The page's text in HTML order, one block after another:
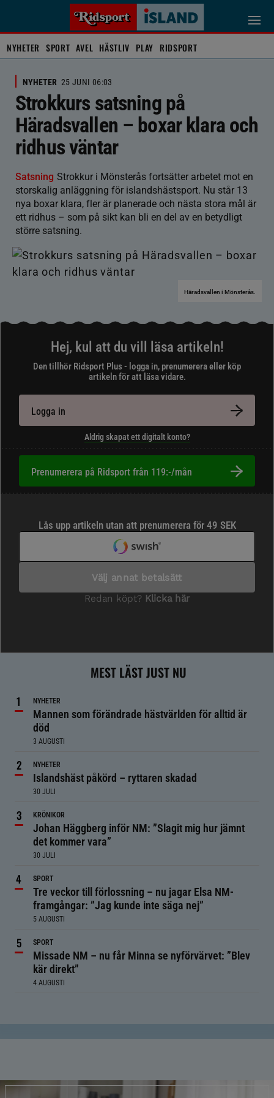
NYHETER SPORT AVEL HÄSTLIV PLAY RIDSPORT
NYHETER 25 JUNI 06:03
Strokkurs satsning på
Häradsvallen – boxar klara och
ridhus väntar
Satsning Strokkur i Mönsterås fortsätter arbetet mot en
storskalig anläggning för islandshästsport. Nu står 13
nya boxar klara, fler är planerade och nästa stora mål är
ett ridhus – som på sikt kan bli en del av en betydligt
större satsning.
Häradsvallen i Mönsterås.
Hej, kul att du vill läsa artikeln!
Den tillhör Ridsport Plus - logga in, prenumerera eller köp
artikeln för att läsa vidare.
Logga in
Aldrig skapat ett digitalt konto?
Prenumerera på Ridsport från 119:-/mån
MEST LÄST JUST NU
NYHETER
Mannen som förändrade hästvärlden för alltid är
död
3 AUGUSTI
NYHETER
Islandshäst påkörd – ryttaren skadad
30 JULI
KRÖNIKOR
Johan Häggberg inför NM: ”Slagit mig hur jämnt
det kommer vara”
30 JULI
SPORT
Tre veckor till förlossning – nu jagar Elsa NM-
framgångar: ”Jag kunde inte säga nej”
5 AUGUSTI
SPORT
Missade NM – nu får Minna se nyförvärvet: ”Blev
kär direkt”
4 AUGUSTI